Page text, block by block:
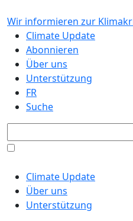
Wir informieren zur
Climate Update
Abonnieren
Über uns
Unterstützung
FR
Suche
Climate Update
Über uns
Unterstützung